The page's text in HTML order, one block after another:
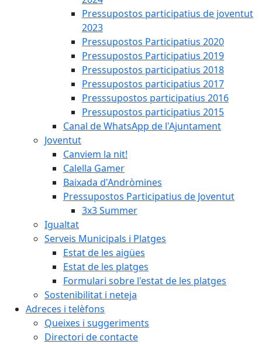
Pressupostos participatius de joventut
2023
Pressupostos Participatius 2020
Pressupostos Participatius 2019
Pressupostos participatius 2018
Pressupostos participatius 2017
Presssupostos participatius 2016
Pressupostos participatius 2015
Canal de WhatsApp de l'Ajuntament
Joventut
Canviem la nit!
Calella Gamer
Baixada d'Andròmines
Pressupostos Participatius de Joventut
3x3 Summer
Igualtat
Serveis Municipals i Platges
Estat de les aigües
Estat de les platges
Formulari sobre l'estat de les platges
Sostenibilitat i neteja
Adreces i telèfons
Queixes i suggeriments
Directori de contacte